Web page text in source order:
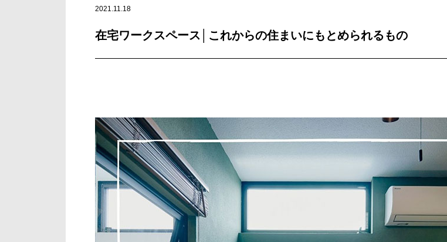
2021.11.18
在宅ワークスペース│これからの住まいにもとめられるもの